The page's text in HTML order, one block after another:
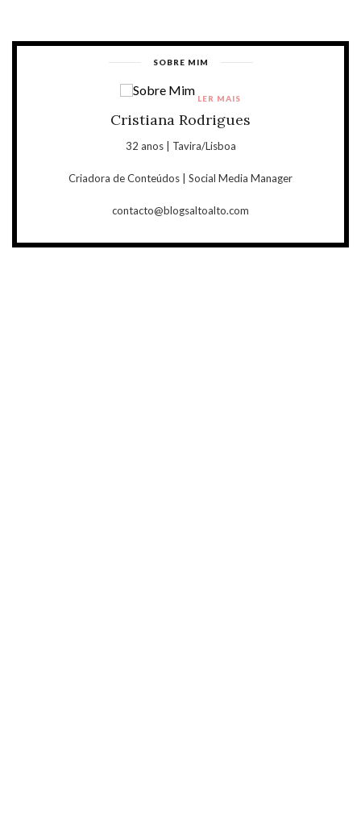
SOBRE MIM
Cristiana Rodrigues
32 anos | Tavira/Lisboa
Criadora de Conteúdos | Social Media Manager
contacto@blogsaltoalto.com
LER MAIS